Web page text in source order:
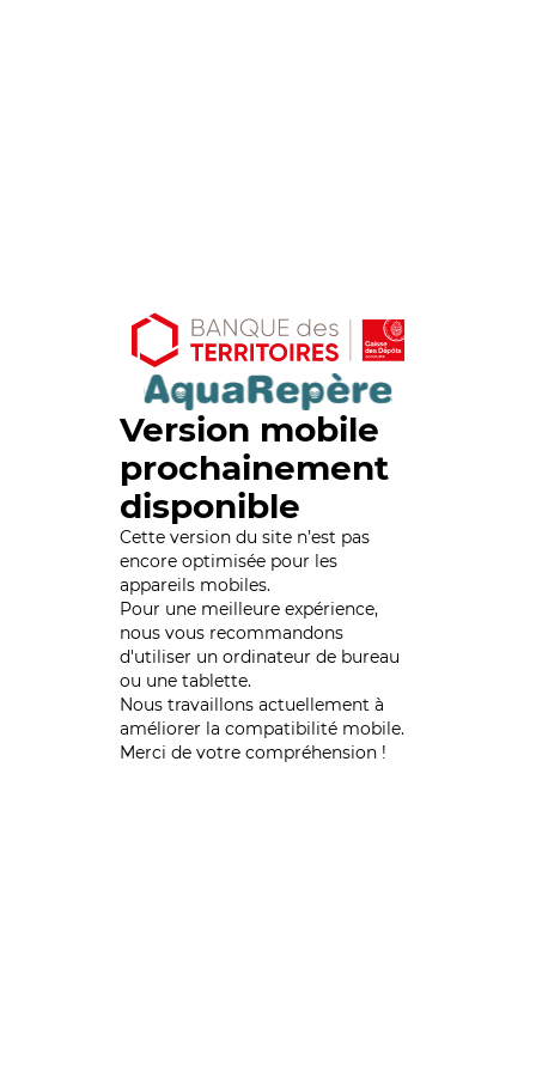
Version mobile
prochainement
disponible
Cette version du site n’est pas
encore optimisée pour les
appareils mobiles.
Pour une meilleure expérience,
nous vous recommandons
d'utiliser un ordinateur de bureau
ou une tablette.
Nous travaillons actuellement à
améliorer la compatibilité mobile.
Merci de votre compréhension !